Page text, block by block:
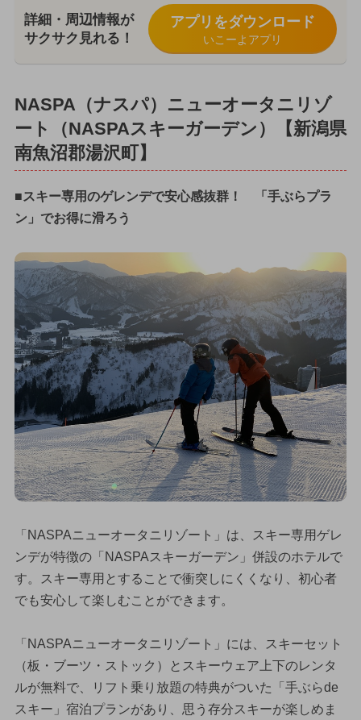
詳細・周辺情報が
サクサク見れる！
アプリをダウンロード
いこーよアプリ
NASPA（ナスパ）ニューオータニリゾ
ート（NASPAスキーガーデン）【新潟県
南魚沼郡湯沢町】
■スキー専用のゲレンデで安心感抜群！ 「手ぶらプラ
ン」でお得に滑ろう
「NASPAニューオータニリゾート」は、スキー専用ゲレ
ンデが特徴の「NASPAスキーガーデン」併設のホテルで
す。スキー専用とすることで衝突しにくくなり、初心者
でも安心して楽しむことができます。
「NASPAニューオータニリゾート」には、スキーセット
（板・ブーツ・ストック）とスキーウェア上下のレンタ
ルが無料で、リフト乗り放題の特典がついた「手ぶらde
スキー」宿泊プランがあり、思う存分スキーが楽しめま